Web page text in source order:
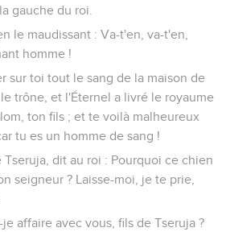
gauche du roi.
le maudissant : Va-t'en, va-t'en,
homme !
sur toi tout le sang de la maison de
trône, et l'Éternel a livré le royaume
ton fils ; et te voilà malheureux
tu es un homme de sang !
dit au roi : Pourquoi ce chien
seigneur ? Laisse-moi, je te prie,
affaire avec vous, fils de Tseruja ?